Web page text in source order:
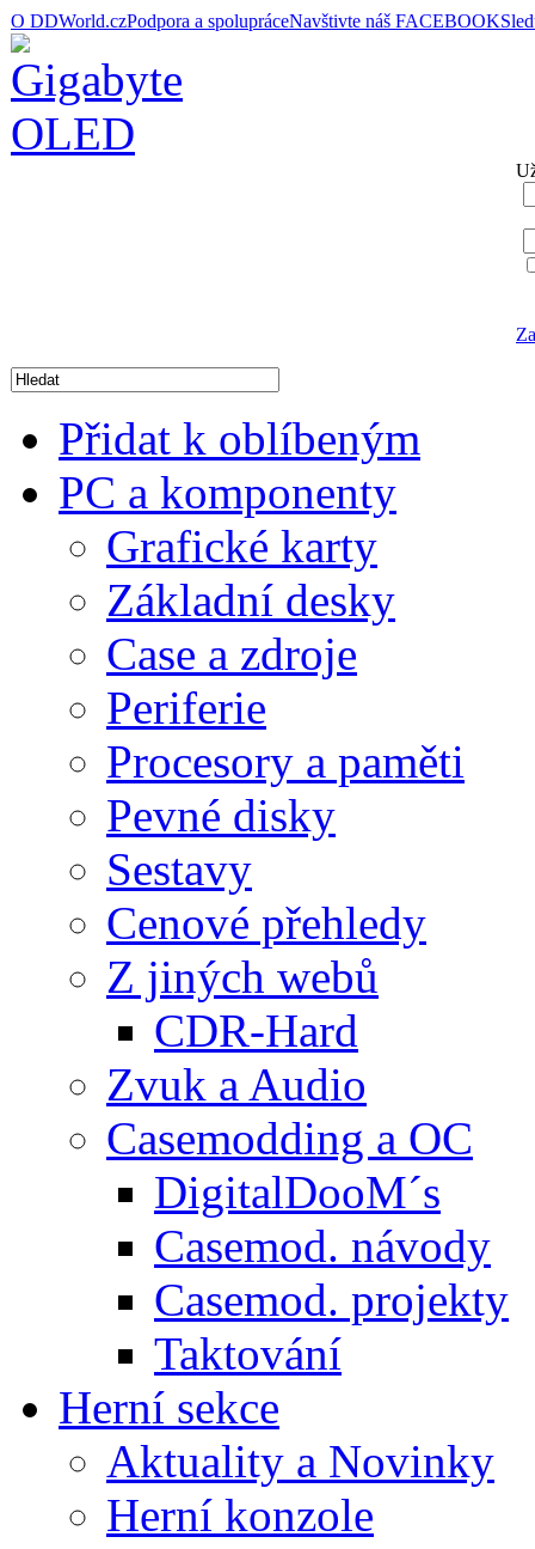
O DDWorld.czPodpora a spolupráceNavštivte náš FACEBOOK
Přidat k oblíbeným
PC a komponenty
Grafické karty
Základní desky
Case a zdroje
Periferie
Procesory a paměti
Pevné disky
Sestavy
Cenové přehledy
Z jiných webů
CDR-Hard
Zvuk a Audio
Casemodding a OC
DigitalDooM´s
Casemod. návody
Casemod. projekty
Taktování
Herní sekce
Aktuality a Novinky
Herní konzole